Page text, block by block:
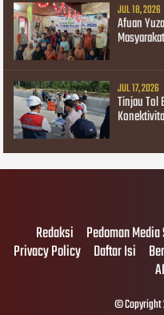
JUL 18, 2026
Afuan
JUL 17, 2026
Tinjau Tol
Redaksi Pedoman
Privacy Policy Daftar Isi
© Copyright